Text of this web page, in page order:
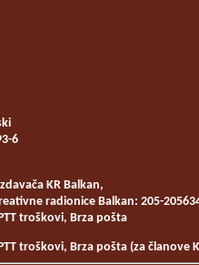
6
KR Balkan,
radionice Balkan: 205-
troškovi, Brza pošta
troškovi, Brza pošta (za članove